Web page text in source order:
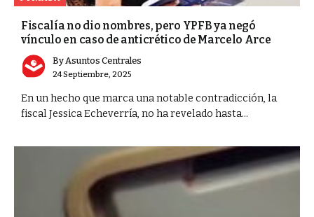
Fiscalía no dio nombres, pero YPFB ya negó
vínculo en caso de anticrético de Marcelo Arce
By Asuntos Centrales
24 Septiembre, 2025
En un hecho que marca una notable contradicción, la
fiscal Jessica Echeverría, no ha revelado hasta...